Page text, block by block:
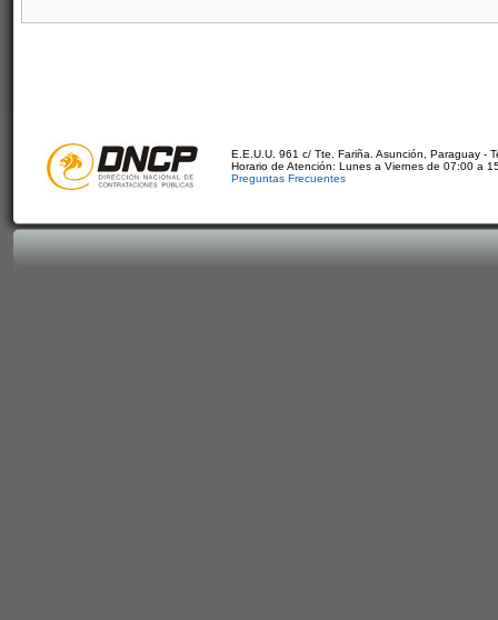
E.E.U.U. 961 c/ Tte. Fariña. Asunción, Paraguay -
Horario de Atención: Lunes a Viernes de 07:00 a
Preguntas Frecuentes